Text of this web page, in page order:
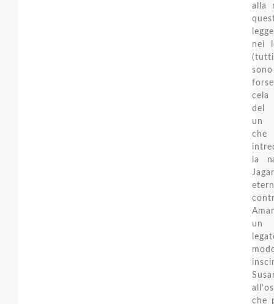
alla
nei
del
un
la
un
che